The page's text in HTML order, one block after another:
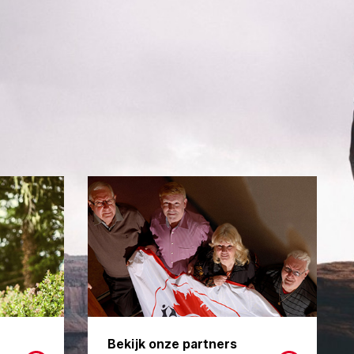
Bekijk onze partners